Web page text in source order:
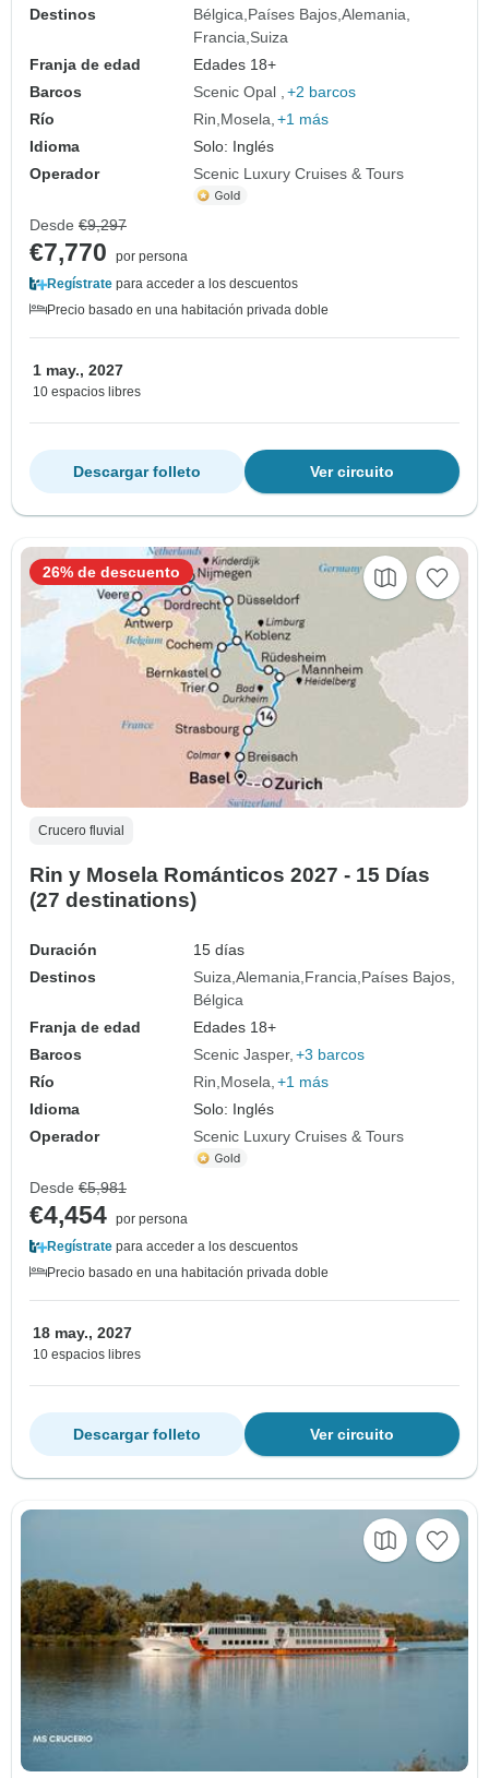
Destinos Bélgica Países Bajos Alemania
Francia Suiza
Franja de edad
Edades 18+
Barcos
Scenic Opal
+2 barcos
Río
Rin Mosela +1 más
Idioma
Solo: Inglés
Operador
Scenic Luxury Cruises & Tours
Desde €9,297
€7,770
por persona
Regístrate para acceder a los descuentos
Precio basado en una habitación privada doble
1 may., 2027
10 espacios libres
Ver circuito
Descargar folleto
Crucero fluvial
Rin y Mosela Románticos 2027 - 15 Días
(27 destinations)
Duración
15 días
Destinos
Suiza Alemania Francia Países Bajos
Bélgica
Franja de edad
Edades 18+
Barcos
Scenic Jasper +3 barcos
Río
Rin Mosela +1 más
Idioma
Solo: Inglés
Operador
Scenic Luxury Cruises & Tours
26% de descuento
Desde €5,981
€4,454 por persona
Regístrate para acceder a los descuentos
Precio basado en una habitación privada doble
18 may., 2027
10 espacios libres
Ver circuito
Descargar folleto